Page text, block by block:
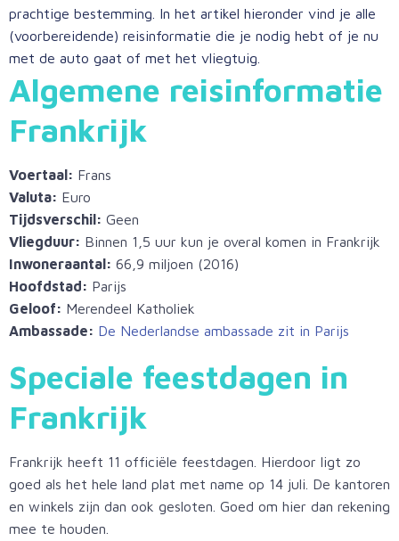
prachtige bestemming. In het artikel hieronder vind je alle
(voorbereidende) reisinformatie die je nodig hebt of je nu
met de auto gaat of met het vliegtuig.
Algemene reisinformatie
Frankrijk
Voertaal: Frans
Valuta: Euro
Tijdsverschil: Geen
Vliegduur: Binnen 1,5 uur kun je overal komen in Frankrijk
Inwoneraantal: 66,9 miljoen (2016)
Hoofdstad: Parijs
Geloof: Merendeel Katholiek
Ambassade: De Nederlandse ambassade zit in Parijs
Speciale feestdagen in
Frankrijk
Frankrijk heeft 11 officiële feestdagen. Hierdoor ligt zo
goed als het hele land plat met name op 14 juli. De kantoren
en winkels zijn dan ook gesloten. Goed om hier dan rekening
mee te houden.